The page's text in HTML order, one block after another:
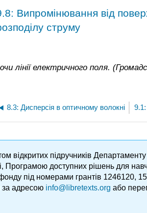
Випромінювання від
струму
лінії електричного поля.
8.3: Дисперсія в оптичному волокні
відкритих підручників
Програмою доступних рішень для
під номерами грантів 1246120,
за адресою info@libretexts.org або